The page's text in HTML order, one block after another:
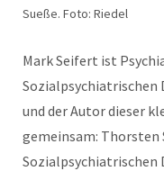
Sueße. Foto: Riedel
Mark Seifert ist
Sozialpsychiatrischen
und der Autor dieser
gemeinsam:
Sozialpsychiatrischen